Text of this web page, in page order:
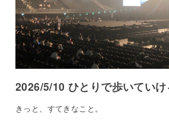
2026/5/10 ひとりで歩いてい
きっと、すてきなこと。